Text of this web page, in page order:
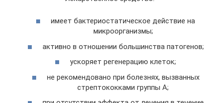
имеет бактериостатическое действие на
микроорганизмы;
активно в отношении большинства патогенов;
ускоряет регенерацию клеток;
не рекомендовано при болезнях, вызванных
стрептококками группы А;